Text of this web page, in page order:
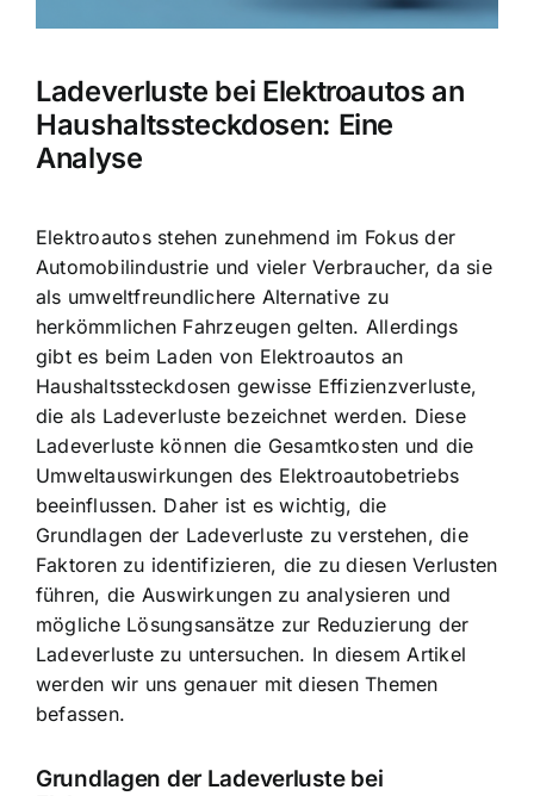
Ladeverluste bei Elektroautos an
Haushaltssteckdosen: Eine
Analyse
Elektroautos stehen zunehmend im Fokus der
Automobilindustrie und vieler Verbraucher, da sie
als umweltfreundlichere Alternative zu
herkömmlichen Fahrzeugen gelten. Allerdings
gibt es beim Laden von Elektroautos an
Haushaltssteckdosen gewisse Effizienzverluste,
die als Ladeverluste bezeichnet werden. Diese
Ladeverluste können die Gesamtkosten und die
Umweltauswirkungen des Elektroautobetriebs
beeinflussen. Daher ist es wichtig, die
Grundlagen der Ladeverluste zu verstehen, die
Faktoren zu identifizieren, die zu diesen Verlusten
führen, die Auswirkungen zu analysieren und
mögliche Lösungsansätze zur Reduzierung der
Ladeverluste zu untersuchen. In diesem Artikel
werden wir uns genauer mit diesen Themen
befassen.
Grundlagen der Ladeverluste bei